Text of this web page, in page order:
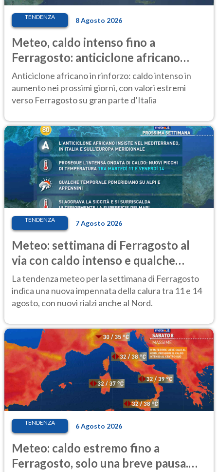
TENDENZA 8 Agosto 2026
Meteo, caldo intenso fino a
Ferragosto: anticiclone africano
ancora protagonista
Anticiclone africano in rinforzo: caldo intenso in
aumento nei prossimi giorni, con valori estremi
verso Ferragosto su gran parte d’Italia
TENDENZA 7 Agosto 2026
Meteo: settimana di Ferragosto al
via con caldo intenso e qualche
temporale
La tendenza meteo per la settimana di Ferragosto
indica una nuova impennata della calura tra 11 e 14
agosto, con nuovi rialzi anche al Nord.
TENDENZA 6 Agosto 2026
Meteo: caldo estremo fino a
Ferragosto, solo una breve pausa.